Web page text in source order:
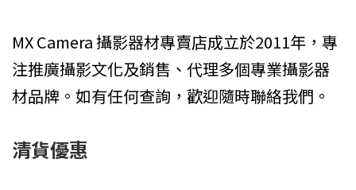
MX Camera 攝影器材專賣店成立於2011年，專
注推廣攝影文化及銷售、代理多個專業攝影器
材品牌。如有任何查詢，歡迎隨時聯絡我們。
清貨優惠